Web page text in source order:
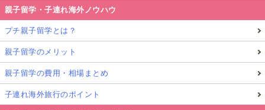
親子留学・子連れ海外ノウハウ
プチ親子留学とは？
親子留学のメリット
親子留学の費用・相場まとめ
子連れ海外旅行のポイント